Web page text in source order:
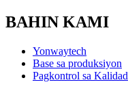
BAHIN KAMI
Yonwaytech
Base sa produksiyon
Pagkontrol sa Kalidad